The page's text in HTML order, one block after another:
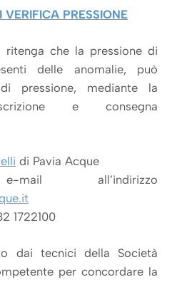
PRESSIONE
ritenga che la pressione di
delle anomalie, può
pressione, mediante la
e consegna
di Pavia Acque
all’indirizzo
1722100
dai tecnici della Società
per concordare la